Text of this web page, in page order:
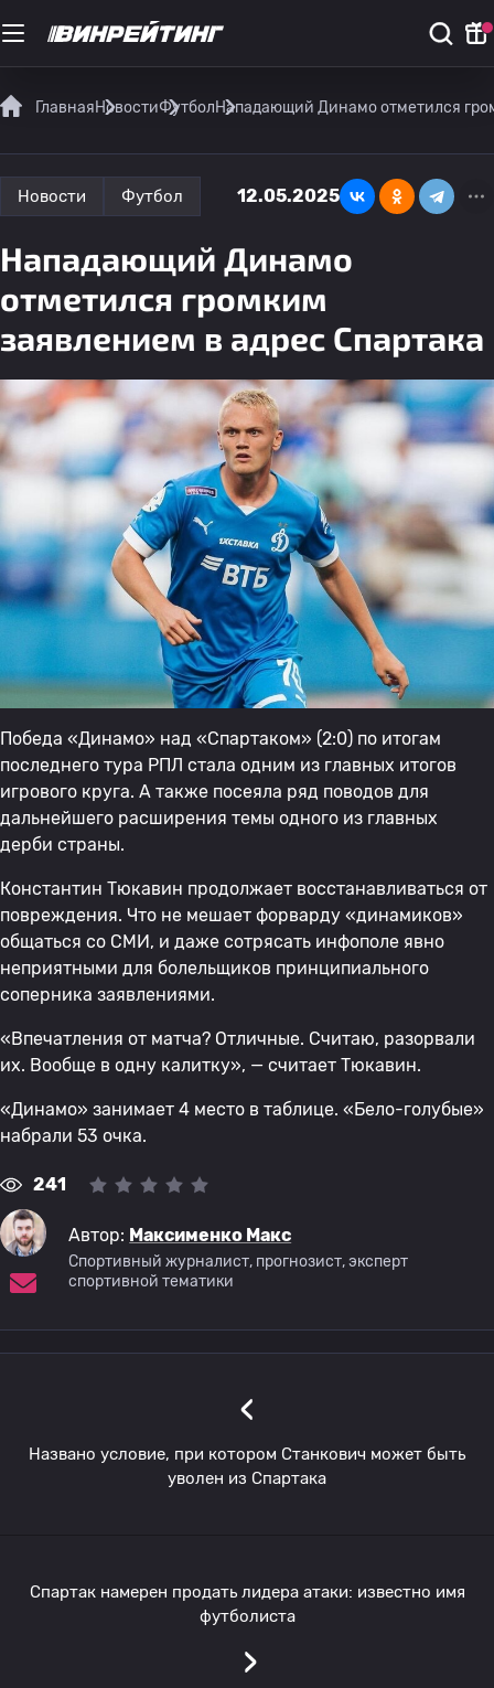
ГлавнаяНовостиФутболНападающий Динамо отметился
Новости Футбол 12.05.2025
Нападающий Динамо
отметился громким
заявлением в адрес Спартака
Победа «Динамо» над «Спартаком» (2:0) по итогам
последнего тура РПЛ стала одним из главных итогов
игрового круга. А также посеяла ряд поводов для
дальнейшего расширения темы одного из главных
дерби страны.
Константин Тюкавин продолжает восстанавливаться от
повреждения. Что не мешает форварду «динамиков»
общаться со СМИ, и даже сотрясать инфополе явно
неприятными для болельщиков принципиального
соперника заявлениями.
«Впечатления от матча? Отличные. Считаю, разорвали
их. Вообще в одну калитку», — считает Тюкавин.
«Динамо» занимает 4 место в таблице. «Бело-голубые»
набрали 53 очка.
241
Автор: Максименко Макс
Спортивный журналист, прогнозист, эксперт
спортивной тематики
‹
Названо условие, при котором Станкович может быть
уволен из Спартака
Спартак намерен продать лидера атаки: известно имя
футболиста
›